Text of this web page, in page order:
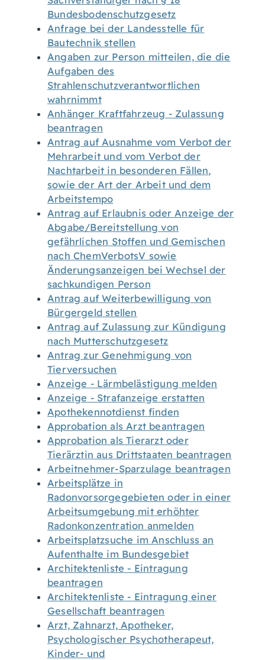
Bundesbodenschutzgesetz
Anfrage bei der Landesstelle für
Bautechnik stellen
Angaben zur Person mitteilen, die die
Aufgaben des
Strahlenschutzverantwortlichen
wahrnimmt
Anhänger Kraftfahrzeug - Zulassung
beantragen
Antrag auf Ausnahme vom Verbot der
Mehrarbeit und vom Verbot der
Nachtarbeit in besonderen Fällen,
sowie der Art der Arbeit und dem
Arbeitstempo
Antrag auf Erlaubnis oder Anzeige der
Abgabe/Bereitstellung von
gefährlichen Stoffen und Gemischen
nach ChemVerbotsV sowie
Änderungsanzeigen bei Wechsel der
sachkundigen Person
Antrag auf Weiterbewilligung von
Bürgergeld stellen
Antrag auf Zulassung zur Kündigung
nach Mutterschutzgesetz
Antrag zur Genehmigung von
Tierversuchen
Anzeige - Lärmbelästigung melden
Anzeige - Strafanzeige erstatten
Apothekennotdienst finden
Approbation als Arzt beantragen
Approbation als Tierarzt oder
Tierärztin aus Drittstaaten beantragen
Arbeitnehmer-Sparzulage beantragen
Arbeitsplätze in
Radonvorsorgegebieten oder in einer
Arbeitsumgebung mit erhöhter
Radonkonzentration anmelden
Arbeitsplatzsuche im Anschluss an
Aufenthalte im Bundesgebiet
Architektenliste - Eintragung
beantragen
Architektenliste - Eintragung einer
Gesellschaft beantragen
Arzt, Zahnarzt, Apotheker,
Psychologischer Psychotherapeut,
Kinder- und